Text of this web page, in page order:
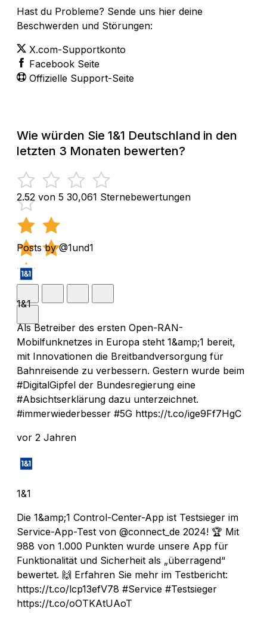
Hast du Probleme? Sende uns hier deine
Beschwerden und Störungen:
X.com-Supportkonto
Facebook Seite
Offizielle Support-Seite
Wie würden Sie 1&1 Deutschland in den
letzten 3 Monaten bewerten?
2.52 von 5 30,061 Sternebewertungen
Posts by @1und1
1&1
Als Betreiber des ersten Open-RAN-
Mobilfunknetzes in Europa steht 1&amp;1 bereit,
mit Innovationen die Breitbandversorgung für
Bahnreisende zu verbessern. Gestern wurde beim
#DigitalGipfel der Bundesregierung eine
#Absichtserklärung dazu unterzeichnet.
#immerwiederbesser #5G https://t.co/ige9Ff7HgC
vor 2 Jahren
1&1
Die 1&amp;1 Control-Center-App ist Testsieger im
Service-App-Test von @connect_de 2024! 🏆 Mit
988 von 1.000 Punkten wurde unsere App für
Funktionalität und Sicherheit als „überragend“
bewertet. 🙌 Erfahren Sie mehr im Testbericht:
https://t.co/lcp13efV78 #Service #Testsieger
https://t.co/oOTKAtUAoT